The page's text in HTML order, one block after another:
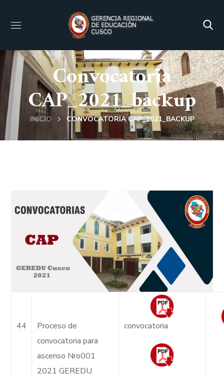
Convocatoria
CAP_2021_backup
INICIO CONVOCATORIA CAP_2021_BACKUP
44
Proceso de
convocatoria para
ascenso Nro001
2021 GEREDU
convocatoria